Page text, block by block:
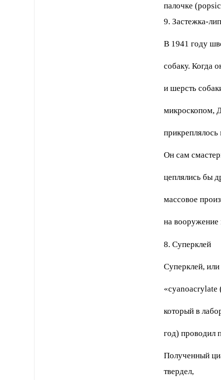
палочке
9. Застежка-
В 1941 году
собаку. Когда
и шерсть
микроскопом,
прикреплялось
Он сам
цеплялись бы
массовое
на вооружение
8. Суперклей
Суперклей,
«cyanoacrylate
который в
год) проводил
Полученный
твердел,